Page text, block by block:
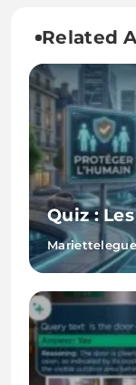
Related
Quiz :